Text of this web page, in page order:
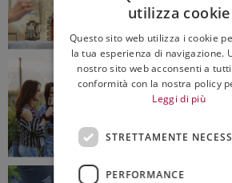
03 Agosto 2026
ITALIA
Enoturismo, estate a
gli addetti ai lavori: la
03 Agosto 2026
ITALIA
utilizza cookie
Questo sito web utilizza i cookie
la tua esperienza di navigazione.
nostro sito web acconsenti a
conformità con la nostra policy
Leggi di più
STRETTAMENTE
PERFORMANCE